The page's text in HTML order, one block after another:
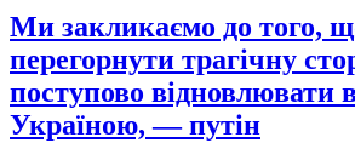
Ми закликаємо до того,
перегорнути трагічну
поступово відновлювати
Україною, — путін